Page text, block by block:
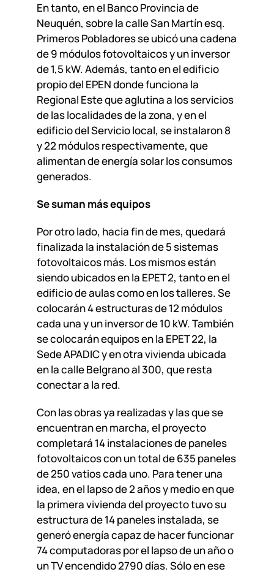
En tanto, en el Banco Provincia de
Neuquén, sobre la calle San Martín esq.
Primeros Pobladores se ubicó una cadena
de 9 módulos fotovoltaicos y un inversor
de 1,5 kW. Además, tanto en el edificio
propio del EPEN donde funciona la
Regional Este que aglutina a los servicios
de las localidades de la zona, y en el
edificio del Servicio local, se instalaron 8
y 22 módulos respectivamente, que
alimentan de energía solar los consumos
generados.
Se suman más equipos
Por otro lado, hacia fin de mes, quedará
finalizada la instalación de 5 sistemas
fotovoltaicos más. Los mismos están
siendo ubicados en la EPET 2, tanto en el
edificio de aulas como en los talleres. Se
colocarán 4 estructuras de 12 módulos
cada una y un inversor de 10 kW. También
se colocarán equipos en la EPET 22, la
Sede APADIC y en otra vivienda ubicada
en la calle Belgrano al 300, que resta
conectar a la red.
Con las obras ya realizadas y las que se
encuentran en marcha, el proyecto
completará 14 instalaciones de paneles
fotovoltaicos con un total de 635 paneles
de 250 vatios cada uno. Para tener una
idea, en el lapso de 2 años y medio en que
la primera vivienda del proyecto tuvo su
estructura de 14 paneles instalada, se
generó energía capaz de hacer funcionar
74 computadoras por el lapso de un año o
un TV encendido 2790 días. Sólo en ese